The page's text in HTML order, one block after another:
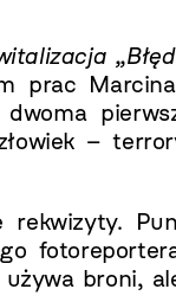
prac
–
broni,